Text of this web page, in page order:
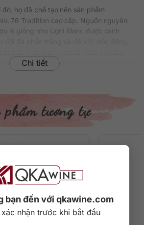
bạn đến với qkawine.com
nhận trước khi bắt đầu
họ đã chế tạo nên sản phẩm
76 Tradition cao cấp. Nguồn nguyên
là giống nho Ugni Blanc được canh
và kinh nghiệm lâu năm của các bậc
rượu này dao động khoảng gần
700ml.
XO
nâu
Chi tiết
phẩm tương tự